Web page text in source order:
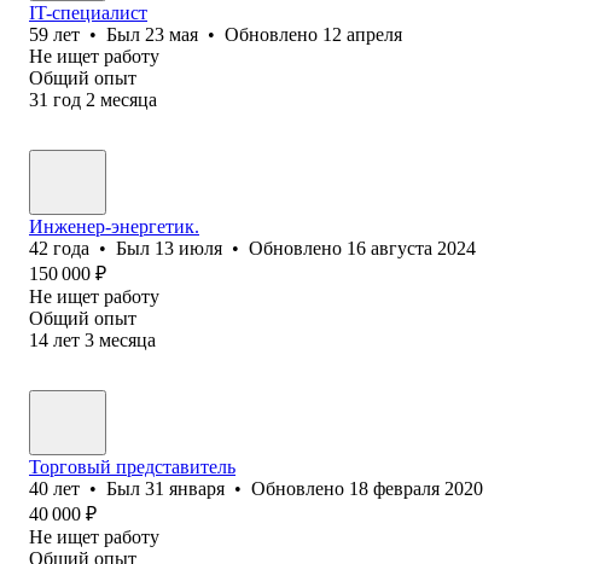
IT-специалист
59 лет • Был 23 мая • Обновлено 12 апреля
Не ищет работу
Общий опыт
31 год 2 месяца
Инженер-энергетик.
42 года • Был 13 июля • Обновлено 16 августа 2024
150 000 ₽
Не ищет работу
Общий опыт
14 лет 3 месяца
Торговый представитель
40 лет • Был 31 января • Обновлено 18 февраля 2020
40 000 ₽
Не ищет работу
Общий опыт